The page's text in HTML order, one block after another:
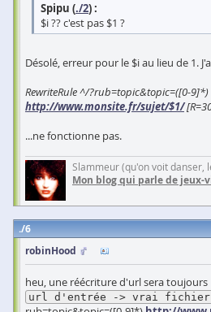
Spipu (./2) :
$i ?? c'est pas $1 ?
Désolé, erreur pour le $i au lieu de 1.
RewriteRule ^/?rub=topic&topic=([0-9]*)
http://www.monsite.fr/sujet/$1/
...ne fonctionne pas.
Slammeur (qu'on voit danser,
Mon blog qui parle de jeux-
6
robinHood
heu, une réécriture d'url sera toujours
url d'entrée -> vrai fichier